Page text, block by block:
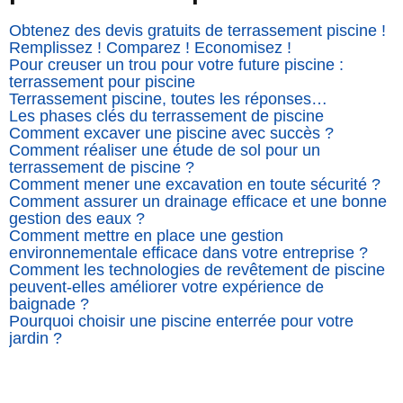
Obtenez des devis gratuits de terrassement piscine !
Remplissez ! Comparez ! Economisez !
Pour creuser un trou pour votre future piscine :
terrassement pour piscine
Terrassement piscine, toutes les réponses…
Les phases clés du terrassement de piscine
Comment excaver une piscine avec succès ?
Comment réaliser une étude de sol pour un
terrassement de piscine ?
Comment mener une excavation en toute sécurité ?
Comment assurer un drainage efficace et une bonne
gestion des eaux ?
Comment mettre en place une gestion
environnementale efficace dans votre entreprise ?
Comment les technologies de revêtement de piscine
peuvent-elles améliorer votre expérience de
baignade ?
Pourquoi choisir une piscine enterrée pour votre
jardin ?